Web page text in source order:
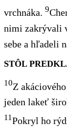
vrchnáka. 9
nimi zakrývali
sebe a hľadeli
STÔL
10Z
jeden lakeť
11Pokryl ho